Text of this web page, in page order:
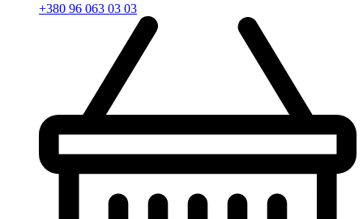
+380 96 063 03 03